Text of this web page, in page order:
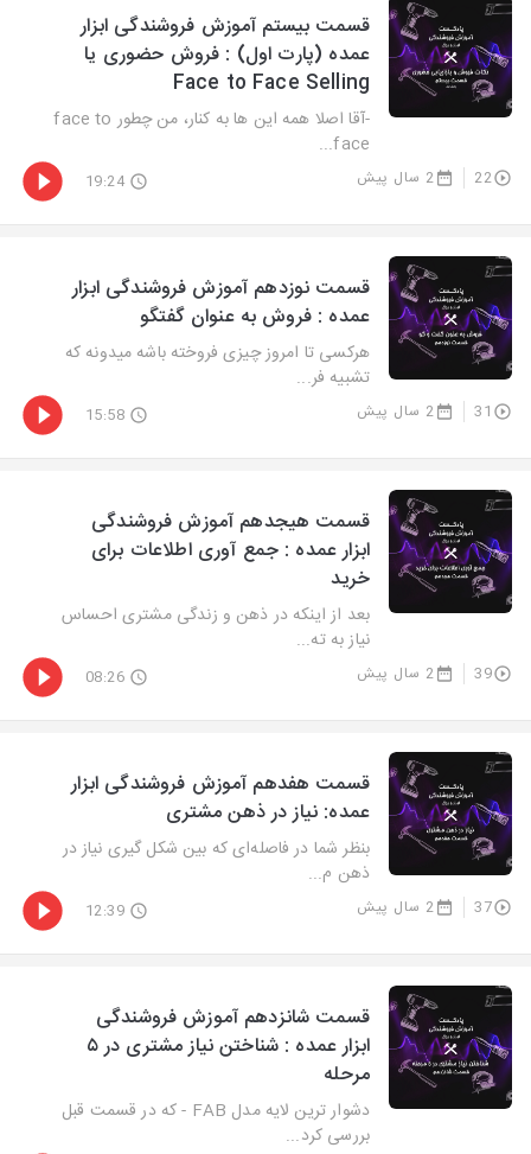
قسمت بیستم آموزش فروشندگی ابزار
عمده (پارت اول) : فروش حضوری یا
Face to Face Selling
-آقا اصلا همه این ها به کنار، من چطور face to
face...
22 2 سال پیش 19:24
قسمت نوزدهم آموزش فروشندگی ابزار
عمده : فروش به عنوان گفتگو
هرکسی تا امروز چیزی فروخته باشه میدونه که
تشبیه فر...
31 2 سال پیش 15:58
قسمت هیجدهم آموزش فروشندگی
ابزار عمده : جمع آوری اطلاعات برای
خرید
بعد از اینکه در ذهن و زندگی مشتری احساس
نیاز به ته...
39 2 سال پیش 08:26
قسمت هفدهم آموزش فروشندگی ابزار
عمده: نیاز در ذهن مشتری
بنظر شما در فاصله‌ای که بین شکل گیری نیاز در
ذهن م...
37 2 سال پیش 12:39
قسمت شانزدهم آموزش فروشندگی
ابزار عمده : شناختن نیاز مشتری در ۵
مرحله
دشوار ترین لایه مدل FAB - که در قسمت قبل
بررسی کرد...